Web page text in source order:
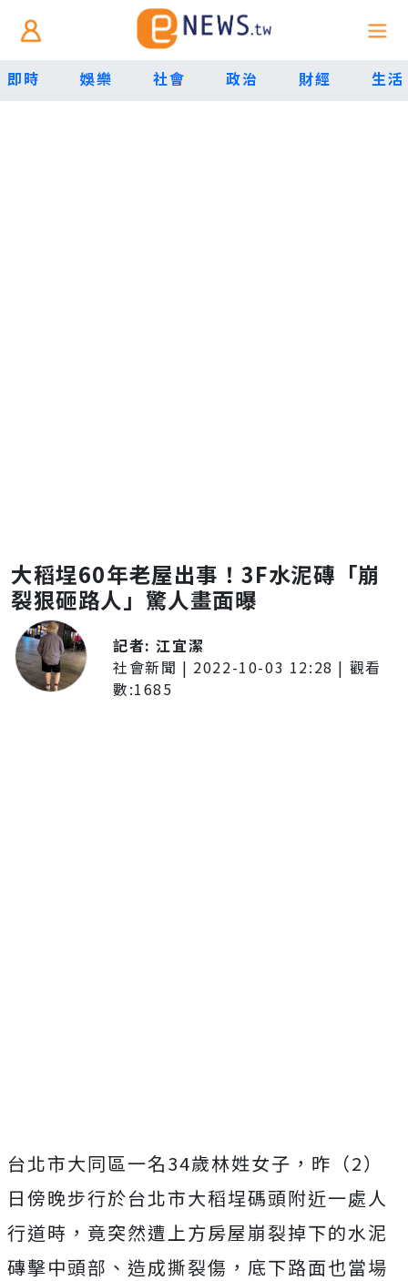
即時 娛樂 社會 政治 財經 生活
大稻埕60年老屋出事！3F水泥磚「崩
裂狠砸路人」驚人畫面曝
記者:江宜潔
社會新聞 | 2022-10-03 12:28 | 觀看
數:1685
台北市大同區一名34歲林姓女子，昨（2）
日傍晚步行於台北市大稻埕碼頭附近一處人
行道時，竟突然遭上方房屋崩裂掉下的水泥
磚擊中頭部、造成撕裂傷，底下路面也當場